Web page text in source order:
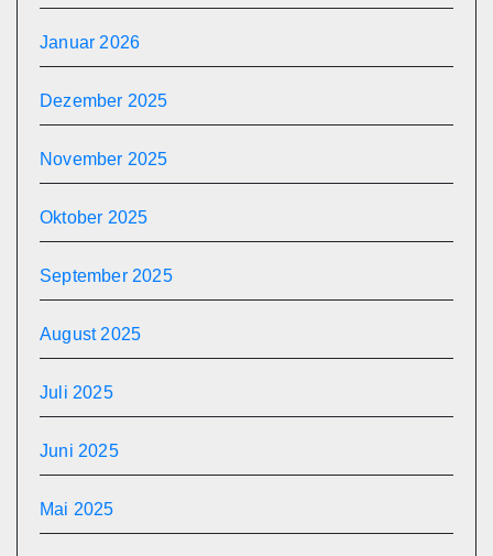
Januar 2026
Dezember 2025
November 2025
Oktober 2025
September 2025
August 2025
Juli 2025
Juni 2025
Mai 2025